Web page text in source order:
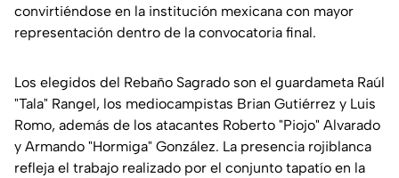
convirtiéndose en la institución mexicana con mayor
representación dentro de la convocatoria final.
Los elegidos del Rebaño Sagrado son el guardameta Raúl
"Tala" Rangel, los mediocampistas Brian Gutiérrez y Luis
Romo, además de los atacantes Roberto "Piojo" Alvarado
y Armando "Hormiga" González. La presencia rojiblanca
refleja el trabajo realizado por el conjunto tapatío en la